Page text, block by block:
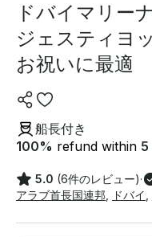
ドバイマリー
ジェスティヨ
お祝いに最適
船長付き
100% refund within 5
5.0 (6件のレビュー)·
アラブ首長国連邦
ドバイ